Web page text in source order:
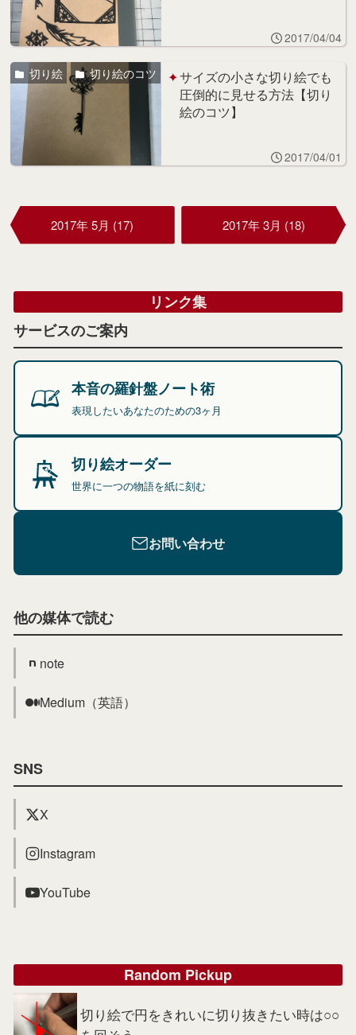
2017/04/04
サイズの小さな切り絵でも
圧倒的に見せる方法【切り
絵のコツ】
切り絵 切り絵のコツ
2017/04/01
2017年 3月 (18)
2017年 5月 (17)
リンク集
サービスのご案内
本音の羅針盤ノート術
表現したいあなたのための3ヶ月
切り絵オーダー
世界に一つの物語を紙に刻む
お問い合わせ
他の媒体で読む
note
Medium（英語）
SNS
X
Instagram
YouTube
Random Pickup
切り絵で円をきれいに切り抜きたい時は○○